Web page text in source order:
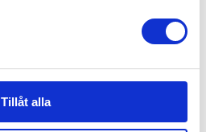
Tillåt alla